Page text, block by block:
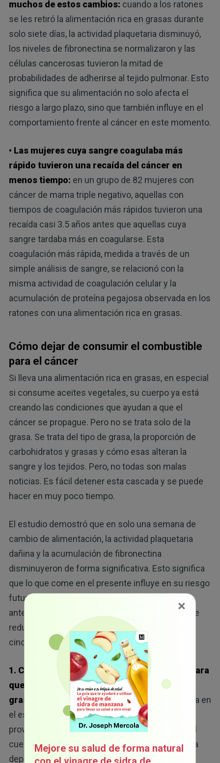
muchos de estos cambios: cuando a los ratones
se les retiró la alimentación rica en grasas durante
solo siete días, la actividad plaquetaria disminuyó,
los niveles de fibronectina se normalizaron y las
células cancerosas tuvieron la mitad de
probabilidades de adherirse al tejido pulmonar. Esto
significa que su alimentación no solo afecta el
riesgo a largo plazo, sino que también influye en el
comportamiento frente al cáncer en este momento.
• Las mujeres cuya sangre coagulaba más
rápido tuvieron una recaída del cáncer en
menos tiempo: en un grupo de 82 mujeres con
cáncer de mama triple negativo, aquellas con
tiempos de coagulación más rápidos tuvieron una
recaída casi 3.5 años antes que aquellas cuya
sangre tardaba más en coagularse. Esta
coagulación más rápida, medida a través de un
simple análisis de sangre, se relacionó con la
misma actividad de coagulación celular y la
acumulación de proteína pegajosa observada en los
ratones con una alimentación rica en grasas.
Cómo dejar de consumir el combustible
para el cáncer
Si lleva una alimentación rica en grasas, en especial
si consume aceites vegetales, su cuerpo ya está
creando las condiciones que ayudan a que el
cáncer se propague. Pero no se trata solo de la
grasa. Se trata del tipo de grasa, la proporción de
carbohidratos y grasas y cómo esas alteran la
sangre y los tejidos. Pero, no todas son malas
noticias. Es fácil detener esta cascada y se puede
hacer en muy poco tiempo.
El estudio demostró que en solo una semana de
cambio de alimentación, la actividad plaquetaria
dañina y la acumulación de fibronectina
disminuyeron de forma significativa. Esto significa
que lo que come en el presente influye en su riesgo
futuro. Si ha sufrido cáncer de mama, tiene
antecedentes familiares del mismo o solo quiere
reducir su riesgo, le recomiendo que siga estos
cinco pasos.
1. Cambie su equilibrio de macronutrientes para
que consuma más carbohidratos y menos
grasas:
alimentación rica en grasas
, definida en
el estudio como un 60 % de las calorías diarias
provenientes de grasas, altera la forma en que el
cuerpo quema la glucosa y, en cambio, lo obliga a
depender de la grasa para obtener energía. Ese
×
Mejore su salud de forma natural